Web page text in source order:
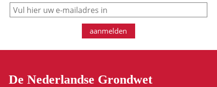
e-mail
aanmelden
De Nederlandse Grondwet